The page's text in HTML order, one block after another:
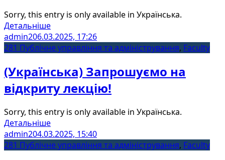
Sorry, this entry is only available in Українська.
Детальніше
admin206.03.2025, 17:26
281 Публічне управління та адміністрування, Faculty
(Українська) Запрошуємо на
відкриту лекцію!
Sorry, this entry is only available in Українська.
Детальніше
admin204.03.2025, 15:40
281 Публічне управління та адміністрування, Faculty